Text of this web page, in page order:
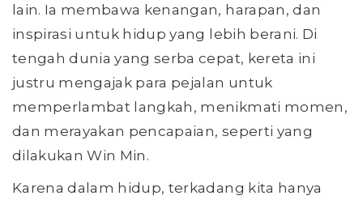
lain. Ia membawa kenangan, harapan, dan
inspirasi untuk hidup yang lebih berani. Di
tengah dunia yang serba cepat, kereta ini
justru mengajak para pejalan untuk
memperlambat langkah, menikmati momen,
dan merayakan pencapaian, seperti yang
dilakukan Win Min.
Karena dalam hidup, terkadang kita hanya